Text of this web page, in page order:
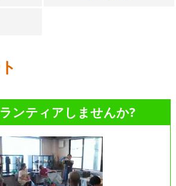
ンティアしませんか?